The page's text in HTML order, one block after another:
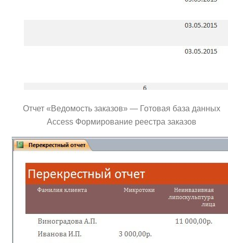
Отчет «Ведомость заказов» — Готовая база данных
Access Формирование реестра заказов